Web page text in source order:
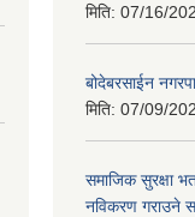
मिति: 07/16/
बोदेबरसाईन
मिति: 07/09/
समाजिक सुरक्षा
नविकरण गराउने